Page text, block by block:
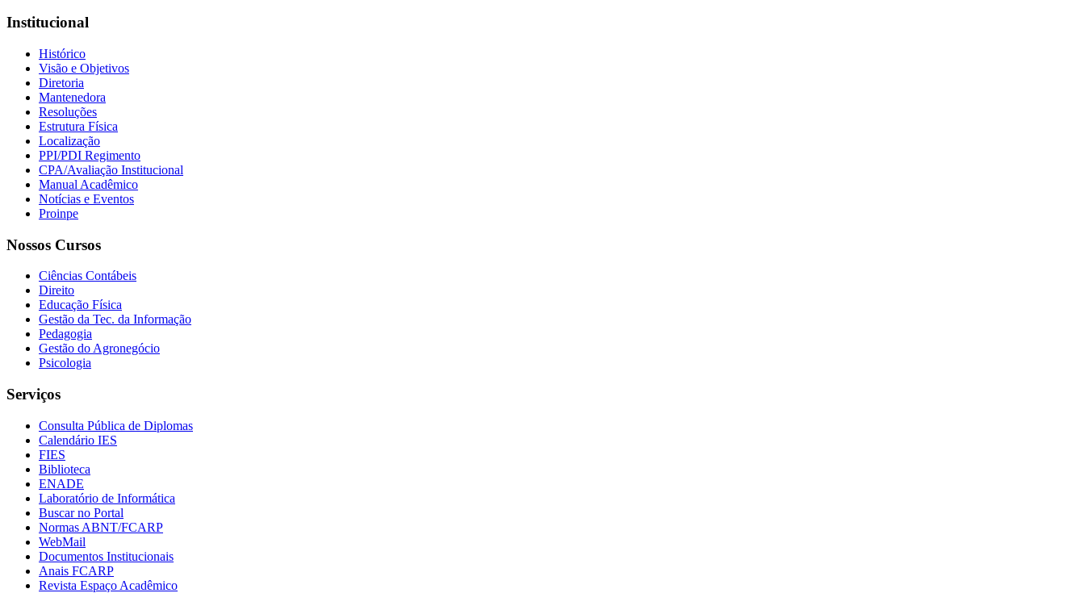
Institucional
Histórico
Visão e Objetivos
Diretoria
Mantenedora
Resoluções
Estrutura Física
Localização
PPI/PDI Regimento
CPA/Avaliação Institucional
Manual Acadêmico
Notícias e Eventos
Proinpe
Nossos Cursos
Ciências Contábeis
Direito
Educação Física
Gestão da Tec. da Informação
Pedagogia
Gestão do Agronegócio
Psicologia
Serviços
Consulta Pública de Diplomas
Calendário IES
FIES
Biblioteca
ENADE
Laboratório de Informática
Buscar no Portal
Normas ABNT/FCARP
WebMail
Documentos Institucionais
Anais FCARP
Revista Espaço Acadêmico